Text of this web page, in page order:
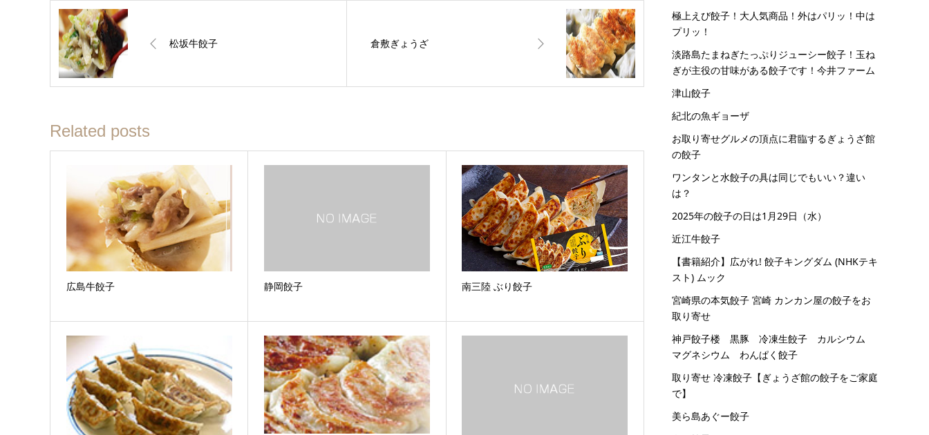
松坂牛餃子 倉敷ぎょうざ
Related posts
広島牛餃子 静岡餃子 南三陸 ぶり餃子
極上えび餃子！大人気商品！外はパリッ！中は
プリッ！
淡路島たまねぎたっぷりジューシー餃子！玉ね
ぎが主役の甘味がある餃子です！今井ファーム
津山餃子
紀北の魚ギョーザ
お取り寄せグルメの頂点に君臨するぎょうざ館
の餃子
ワンタンと水餃子の具は同じでもいい？違い
は？
2025年の餃子の日は1月29日（水）
近江牛餃子
【書籍紹介】広がれ! 餃子キングダム (NHKテキ
スト) ムック
宮崎県の本気餃子 宮崎 カンカン屋の餃子をお
取り寄せ
神戸餃子楼 黒豚 冷凍生餃子 カルシウム
マグネシウム わんぱく餃子
取り寄せ 冷凍餃子【ぎょうざ館の餃子をご家庭
で】
美ら島あぐー餃子